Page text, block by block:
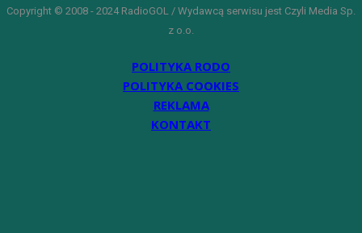
Copyright © 2008 - 2024 RadioGOL / Wydawcą serwisu jest Czyli Media Sp.
z o.o.
POLITYKA RODO
POLITYKA COOKIES
REKLAMA
KONTAKT